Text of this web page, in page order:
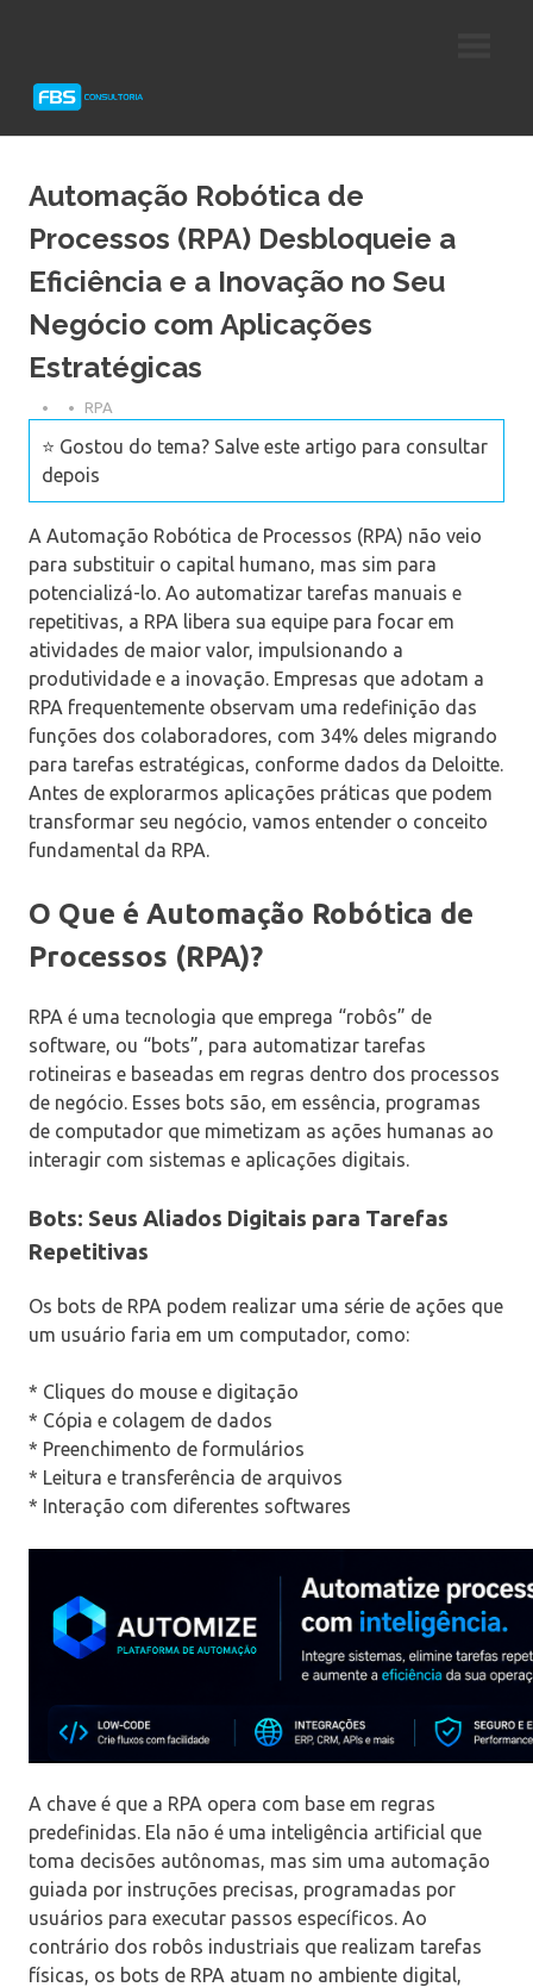
Protheus
Automação Robótica de
Processos (RPA) Desbloqueie a
Eficiência e a Inovação no Seu
Negócio com Aplicações
Estratégicas
RPA
⭐ Gostou do tema? Salve este artigo para consultar
depois
A Automação Robótica de Processos (RPA) não veio
para substituir o capital humano, mas sim para
potencializá-lo. Ao automatizar tarefas manuais e
repetitivas, a RPA libera sua equipe para focar em
atividades de maior valor, impulsionando a
produtividade e a inovação. Empresas que adotam a
RPA frequentemente observam uma redefinição das
funções dos colaboradores, com 34% deles migrando
para tarefas estratégicas, conforme dados da Deloitte.
Antes de explorarmos aplicações práticas que podem
transformar seu negócio, vamos entender o conceito
fundamental da RPA.
O Que é Automação Robótica de
Processos (RPA)?
RPA é uma tecnologia que emprega “robôs” de
software, ou “bots”, para automatizar tarefas
rotineiras e baseadas em regras dentro dos processos
de negócio. Esses bots são, em essência, programas
de computador que mimetizam as ações humanas ao
interagir com sistemas e aplicações digitais.
Bots: Seus Aliados Digitais para Tarefas
Repetitivas
Os bots de RPA podem realizar uma série de ações que
um usuário faria em um computador, como:
* Cliques do mouse e digitação
* Cópia e colagem de dados
* Preenchimento de formulários
* Leitura e transferência de arquivos
* Interação com diferentes softwares
A chave é que a RPA opera com base em regras
predefinidas. Ela não é uma inteligência artificial que
toma decisões autônomas, mas sim uma automação
guiada por instruções precisas, programadas por
usuários para executar passos específicos. Ao
contrário dos robôs industriais que realizam tarefas
físicas, os bots de RPA atuam no ambiente digital,